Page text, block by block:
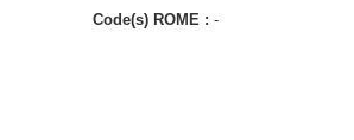
Code(s) ROME :-